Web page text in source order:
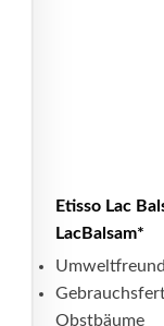
Etisso Lac
LacBalsam*
Obstbäume